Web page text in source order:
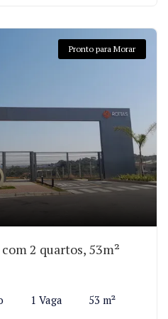
Pronto para Morar
2 quartos, 53m²
1 Vaga 53 m²